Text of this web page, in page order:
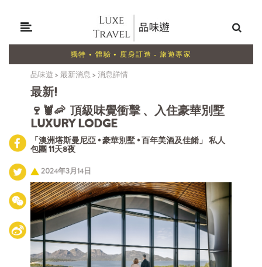
獨特 • 體驗 • 度身訂造 - 旅遊專家
品味遊 >最新消息 >消息詳情
最新!
🍷🦞🦐 頂級味覺衝擊 、入住豪華別墅
LUXURY LODGE
「澳洲塔斯曼尼亞 • 豪華別墅 • 百年美酒及佳餚」 私人
包團 11天8夜
2024年3月14日